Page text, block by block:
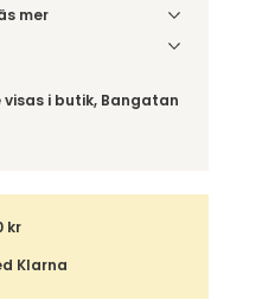
mer
Du väljer själv i
ihop med andra
tillsammans med
visas i butik, Bangatan
kr
Klarna